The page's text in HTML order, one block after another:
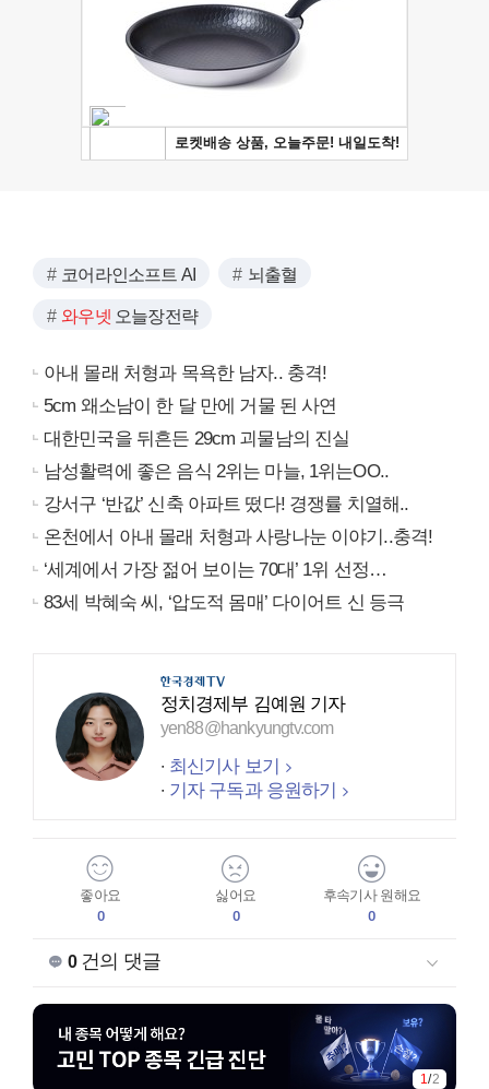
코어라인소프트 AI 뇌출혈
와우넷 오늘장전략
아내 몰래 처형과 목욕한 남자.. 충격!
5cm 왜소남이 한 달 만에 거물 된 사연
대한민국을 뒤흔든 29cm 괴물남의 진실
남성활력에 좋은 음식 2위는 마늘, 1위는OO..
강서구 ‘반값’ 신축 아파트 떴다! 경쟁률 치열해..
온천에서 아내 몰래 처형과 사랑나눈 이야기..충격!
‘세계에서 가장 젊어 보이는 70대’ 1위 선정…
83세 박혜숙 씨, ‘압도적 몸매’ 다이어트 신 등극
정치경제부 김예원 기자
yen88@hankyungtv.com
최신기사 보기
기자 구독과 응원하기
좋아요
0
싫어요
0
후속기사 원해요
0
0건의 댓글
1/2